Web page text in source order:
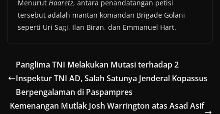
Menurut Haaretz, antara penandatangan petisi
tersebut adalah mantan komandan Brigade Golani
seperti Uri Sagi, Ilan Biran, dan Emmanuel Hart.
Panglima TNI Melakukan Mutasi terhadap 2
Inspektur TNI AD, Salah Satunya Jenderal Kopassus
Berpengalaman di Paspampres
Kemenangan Mutlak Josh Warrington atas Asad Asif